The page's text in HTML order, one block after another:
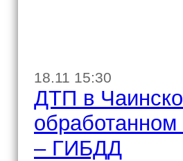
18.11 15:30
ДТП в
обработанном
– ГИБДД